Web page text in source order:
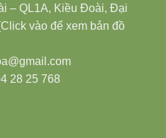
– QL1A, Kiều Đoài, Đại
vào để xem bản đồ
28 25 768